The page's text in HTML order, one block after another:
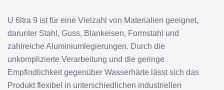
U 6ltra 9 ist für eine Vielzahl von Materialien geeignet,
darunter Stahl, Guss, Blankeisen, Formstahl und
zahlreiche Aluminiumlegierungen. Durch die
unkomplizierte Verarbeitung und die geringe
Empfindlichkeit gegenüber Wasserhärte lässt sich das
Produkt flexibel in unterschiedlichen industriellen